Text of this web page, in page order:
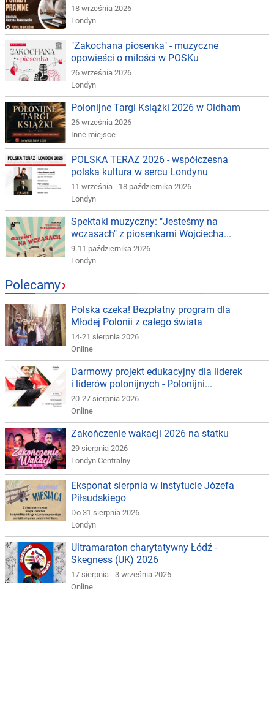
18 września 2026
Londyn
"Zakochana piosenka" - muzyczne
opowieści o miłości w POSKu
26 września 2026
Londyn
Polonijne Targi Książki 2026 w Oldham
26 września 2026
Inne miejsce
POLSKA TERAZ 2026 - współczesna
polska kultura w sercu Londynu
11 września - 18 października 2026
Londyn
Spektakl muzyczny: "Jesteśmy na
wczasach" z piosenkami Wojciecha...
9-11 października 2026
Londyn
Polecamy›
Polska czeka! Bezpłatny program dla
Młodej Polonii z całego świata
14-21 sierpnia 2026
Online
Darmowy projekt edukacyjny dla liderek
i liderów polonijnych - Polonijni...
20-27 sierpnia 2026
Online
Zakończenie wakacji 2026 na statku
29 sierpnia 2026
Londyn Centralny
Eksponat sierpnia w Instytucie Józefa
Piłsudskiego
Do 31 sierpnia 2026
Londyn
Ultramaraton charytatywny Łódź -
Skegness (UK) 2026
17 sierpnia - 3 września 2026
Online